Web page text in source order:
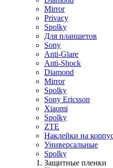
Mirror
Privacy
Spolky
Для планшетов
Sony
Anti-Glare
Anti-Shock
Diamond
Mirror
Spolky
Sony Ericsson
Xiaomi
Spolky
ZTE
Наклейки на
Универсальные
Spolky
Защитные пленки